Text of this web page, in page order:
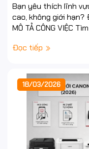
Bạn yêu thích lĩnh
cao, không giới hạn?
MÔ TẢ
Đọc tiếp
18/03/2026